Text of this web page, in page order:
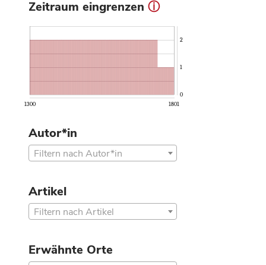
Zeitraum eingrenzen ⓘ
1300 1801
0
1
2
Autor*in
Filtern nach Autor*in
Artikel
Filtern nach Artikel
Erwähnte Orte